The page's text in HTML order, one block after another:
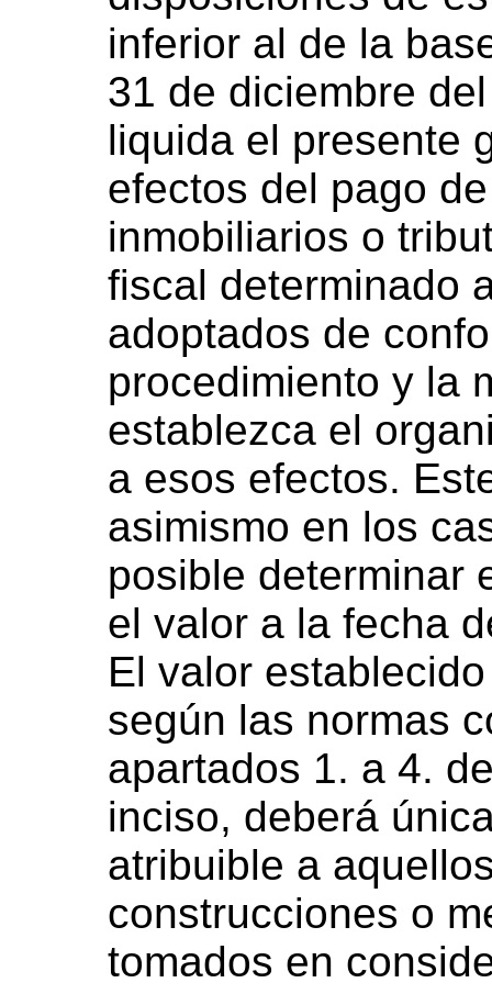
inferior al de la
31 de diciembre
liquida el presente
efectos del pago
inmobiliarios o
fiscal determinado
adoptados de
procedimiento y la
establezca el
a esos efectos.
asimismo en los
posible determinar
el valor a la fecha
El valor
según las normas
apartados 1. a 4.
inciso, deberá
atribuible a
construcciones o
tomados en